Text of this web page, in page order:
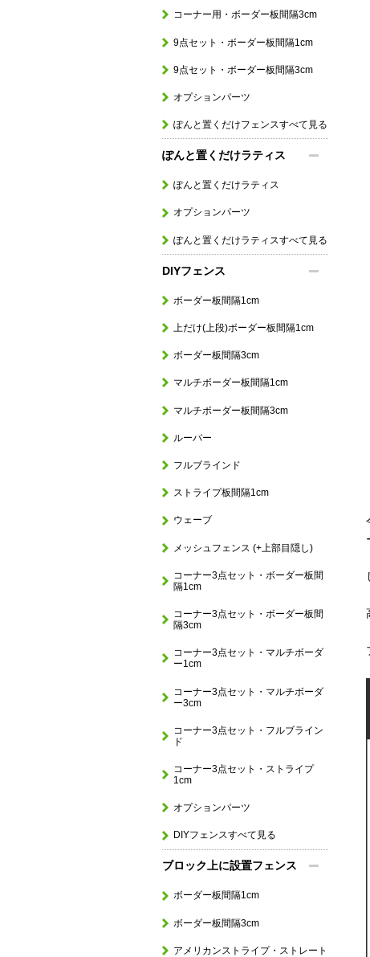
コーナー用・ボーダー板間隔3cm
9点セット・ボーダー板間隔1cm
9点セット・ボーダー板間隔3cm
オプションパーツ
ぽんと置くだけフェンスすべて見る
ぽんと置くだけラティス
ぽんと置くだけラティス
オプションパーツ
ぽんと置くだけラティスすべて見る
DIYフェンス
ボーダー板間隔1cm
上だけ(上段)ボーダー板間隔1cm
ボーダー板間隔3cm
マルチボーダー板間隔1cm
マルチボーダー板間隔3cm
ルーバー
フルブラインド
ストライプ板間隔1cm
ウェーブ
メッシュフェンス (+上部目隠し)
コーナー3点セット・ボーダー板間
隔1cm
コーナー3点セット・ボーダー板間
隔3cm
コーナー3点セット・マルチボーダ
ー1cm
コーナー3点セット・マルチボーダ
ー3cm
コーナー3点セット・フルブライン
ド
コーナー3点セット・ストライプ
1cm
オプションパーツ
DIYフェンスすべて見る
ブロック上に設置フェンス
ボーダー板間隔1cm
ボーダー板間隔3cm
アメリカンストライプ・ストレート